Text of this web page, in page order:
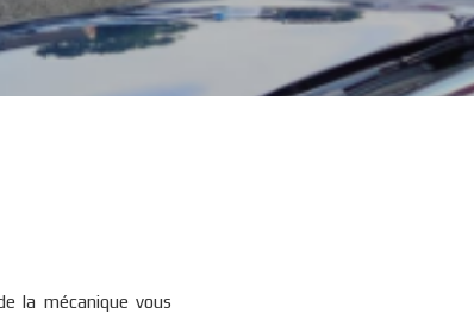
la mécanique vous